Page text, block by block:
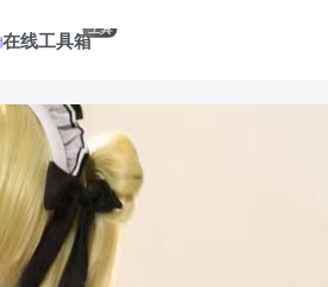
在线工具箱工具